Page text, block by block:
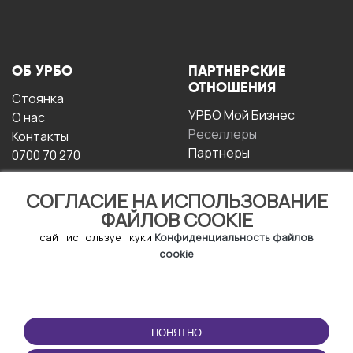
СОГЛАСИЕ НА ИСПОЛЬЗОВАНИЕ
ФАЙЛОВ COOKIE
сайт использует куки Конфиденциальность файлов
cookie
ПОНЯТНО
ОБ УРБО
Стоянка
О нас
Контакты
0700 70 270
ПАРТНЕРСКИЕ
ОТНОШЕНИЯ
УРБО Мой Бизнес
Реселлеры
Партнеры
ЭКСПЛУАТАЦИИ
Условия и положения
ПРИЛОЖЕНИЕ